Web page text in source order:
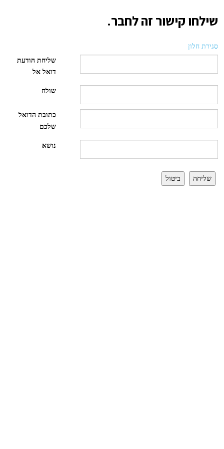
שילחו קישור זה לחבר.
סגירת חלון
שליחת הודעת
דואל אל
שולח
כתובת הדואל
שלכם
נושא
שליחה ביטול